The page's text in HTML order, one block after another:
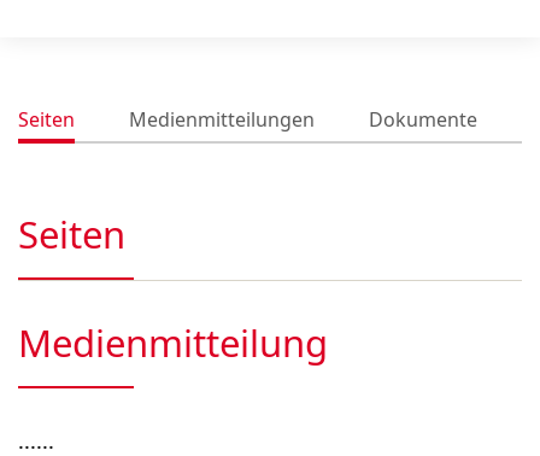
Seiten Medienmitteilungen Dokumente
Seiten
Medienmitteilung
......